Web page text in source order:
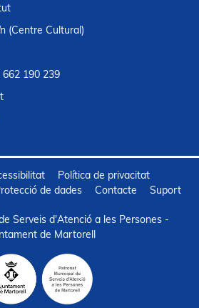
(Centre Cultural)
190 239
Política de privacitat
de dades Contacte Suport
Serveis d'Atenció a les Persones -
de Martorell